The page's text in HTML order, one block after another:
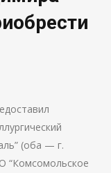
(оба — г.
“Комсомольское